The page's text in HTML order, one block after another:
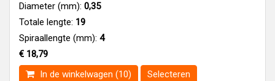
Diameter (mm): 0,35
Totale lengte: 19
Spiraallengte (mm): 4
€ 18,79
In de winkelwagen (10)
Selecteren